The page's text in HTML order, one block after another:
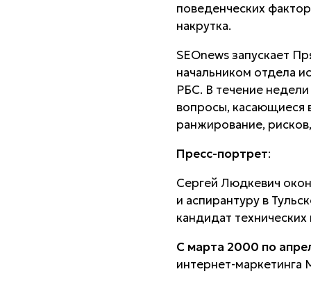
поведенческих
накрутка.
SEOnews запускает
начальником отдела
РБС. В течение
вопросы, касающиеся
ранжирование,
Пресс-портрет:
Сергей Людкевич
и аспирантуру в
кандидат технических
С марта 2000 по
интернет-маркетинга